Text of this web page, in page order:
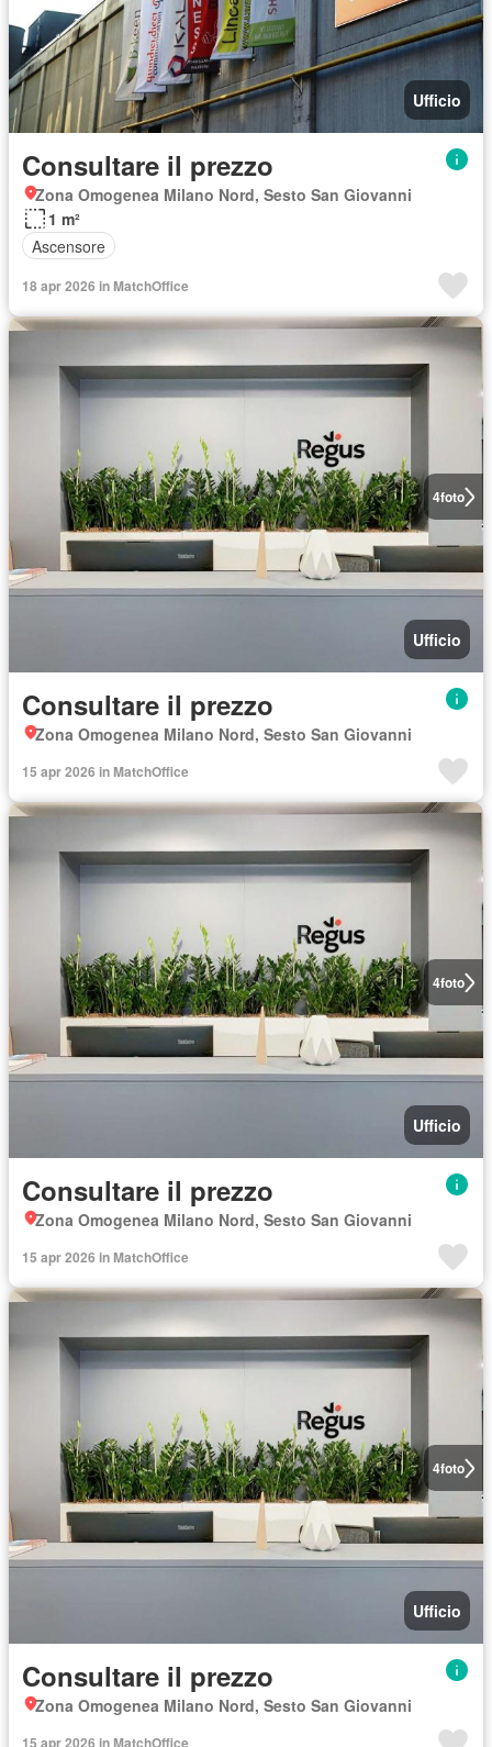
Ufficio
Consultare il prezzo
Zona Omogenea Milano Nord, Sesto San Giovanni
1 m²
Ascensore
18 apr 2026 in MatchOffice
4foto
Ufficio
Consultare il prezzo
Zona Omogenea Milano Nord, Sesto San Giovanni
15 apr 2026 in MatchOffice
4foto
Ufficio
Consultare il prezzo
Zona Omogenea Milano Nord, Sesto San Giovanni
15 apr 2026 in MatchOffice
4foto
Ufficio
Consultare il prezzo
Zona Omogenea Milano Nord, Sesto San Giovanni
15 apr 2026 in MatchOffice